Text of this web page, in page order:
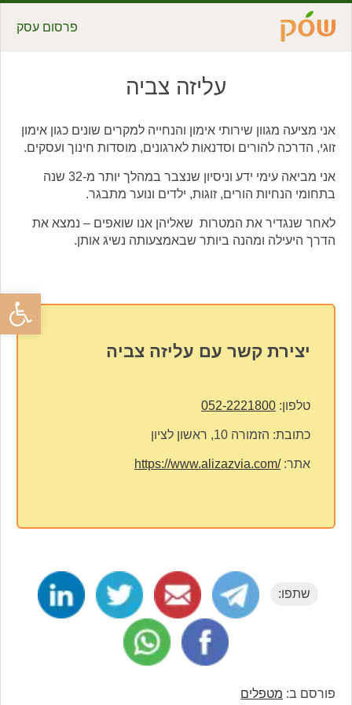
פתח
פרסום עסק
עליזה צביה
אני מציעה מגוון שירותי אימון והנחייה למקרים שונים כגון אימון
זוגי, הדרכה להורים וסדנאות לארגונים, מוסדות חינוך ועסקים.
אני מביאה עימי ידע וניסיון שנצבר במהלך יותר מ-32 שנה
בתחומי הנחיות הורים, זוגות, ילדים ונוער מתבגר.
לאחר שנגדיר את המטרות שאליהן אנו שואפים – נמצא את
הדרך היעילה ומהנה ביותר שבאמצעותה נשיג אותן.
יצירת קשר עם עליזה צביה
טלפון: 052-2221800
כתובת: הזמורה 10, ראשון לציון
אתר:https://www.alizazvia.com/
שתפו:
פורסם ב: מטפלים